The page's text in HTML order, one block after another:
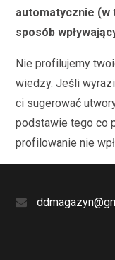
automatycznie
sposób
Nie profilujemy
wiedzy. Jeśli
ci sugerować
podstawie tego co
profilowanie nie